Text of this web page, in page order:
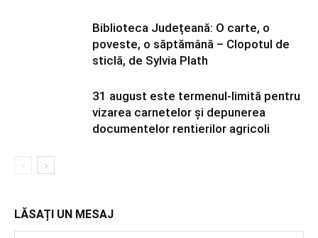
Biblioteca Județeană: O carte, o
poveste, o săptămână – Clopotul de
sticlă, de Sylvia Plath
31 august este termenul-limită pentru
vizarea carnetelor și depunerea
documentelor rentierilor agricoli
LĂSAȚI UN MESAJ